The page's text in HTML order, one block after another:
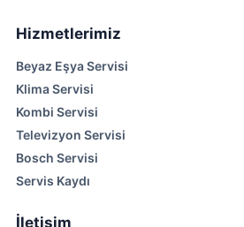
Hizmetlerimiz
Beyaz Eşya Servisi
Klima Servisi
Kombi Servisi
Televizyon Servisi
Bosch Servisi
Servis Kaydı
İletişim